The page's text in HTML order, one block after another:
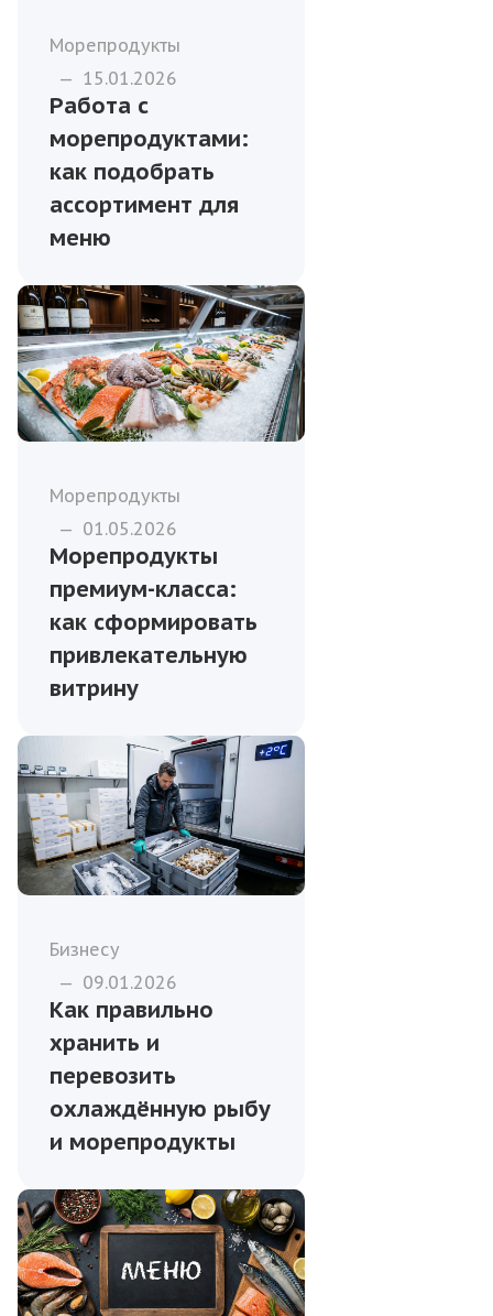
Морепродукты
— 15.01.2026
Работа с
морепродуктами:
как подобрать
ассортимент для
меню
Морепродукты
— 01.05.2026
Морепродукты
премиум-класса:
как сформировать
привлекательную
витрину
Бизнесу
— 09.01.2026
Как правильно
хранить и
перевозить
охлаждённую рыбу
и морепродукты